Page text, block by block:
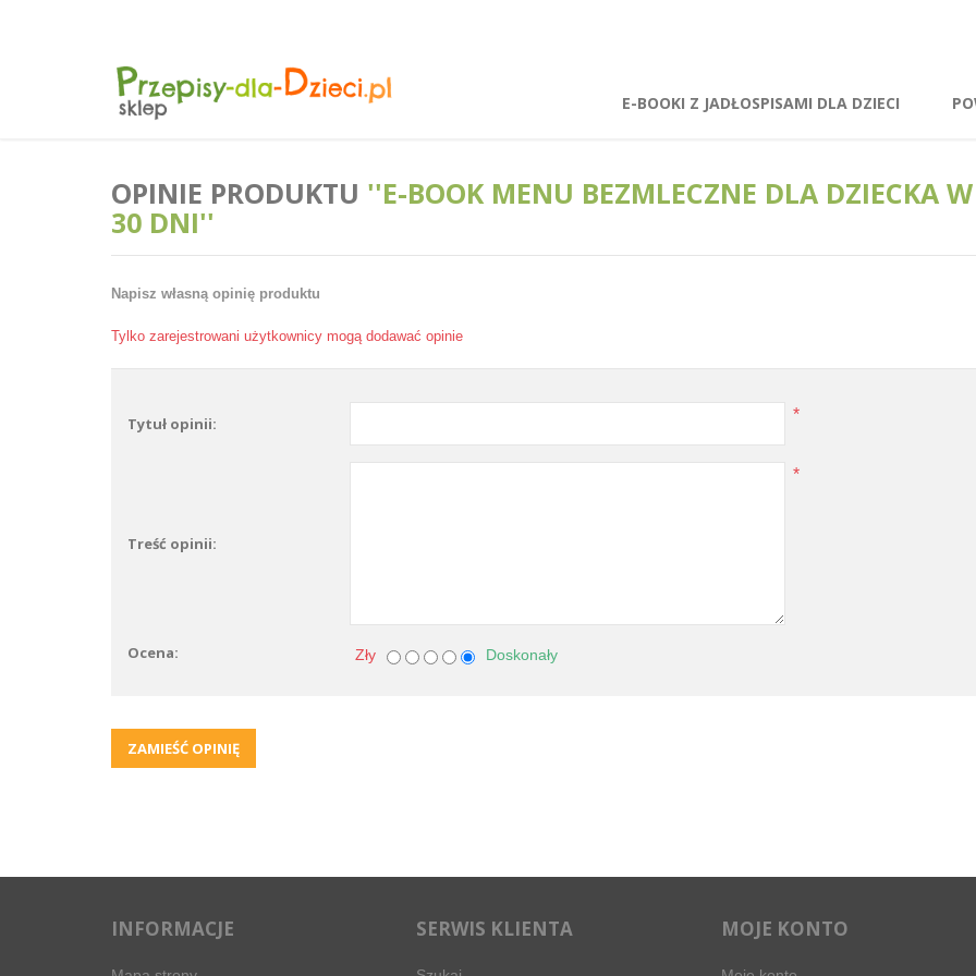
E-BOOKI Z JADŁOSPISAMI DLA DZIECI
OPINIE PRODUKTU E-BOOK MENU BEZMLECZNE DLA DZIECKA
30 DNI
Napisz własną opinię produktu
Tylko zarejestrowani użytkownicy mogą dodawać opinie
Tytuł opinii: *
Treść opinii:
*
Ocena: Zły Doskonały
INFORMACJE SERWIS KLIENTA MOJE KONTO